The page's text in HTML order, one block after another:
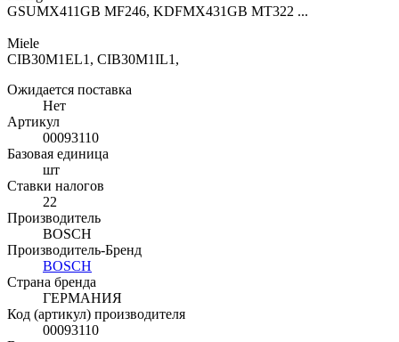
GSUMX411GB MF246, KDFMX431GB MT322 ...
Miele
CIB30M1EL1, CIB30M1IL1,
Ожидается поставка
Нет
Артикул
00093110
Базовая единица
шт
Ставки налогов
22
Производитель
BOSCH
Производитель-Бренд
BOSCH
Страна бренда
ГЕРМАНИЯ
Код (артикул) производителя
00093110